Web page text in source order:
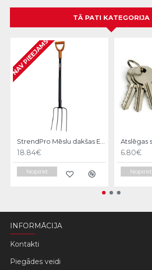
TĀ PATI KATEGORIJA
NAV PIEEJAMS
StrendPro Mēslu dakšas ErgoLine1200
18.84€
Nopirkt
6.80€
Nopirkt
INFORMĀCIJA
Kontakti
Piegādes veidi